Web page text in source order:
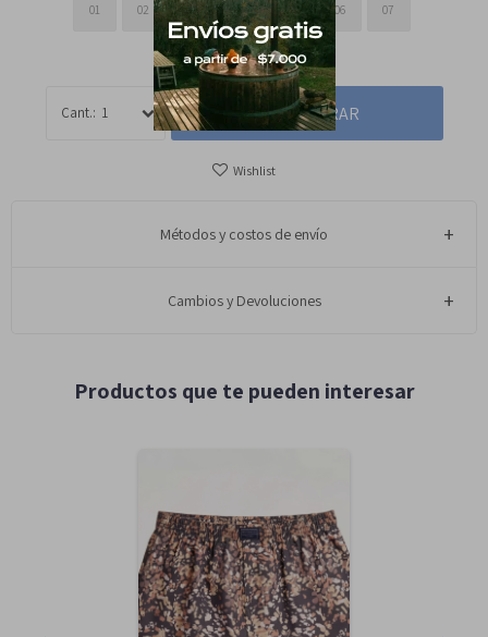
01 02 03 04 06 07
GUÍA DE TALLES
1 COMPRAR
Métodos y costos de envío
Cambios y Devoluciones
Productos que te pueden interesar